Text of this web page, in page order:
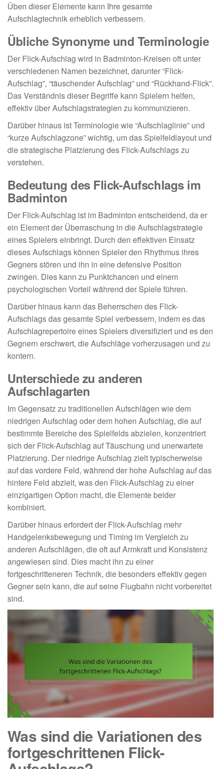
Üben dieser Elemente kann Ihre gesamte
Aufschlagtechnik erheblich verbessern.
Übliche Synonyme und Terminologie
Der Flick-Aufschlag wird in Badminton-Kreisen oft unter
verschiedenen Namen bezeichnet, darunter “Flick-
Aufschlag”, “täuschender Aufschlag” und “Rückhand-Flick”.
Das Verständnis dieser Begriffe kann Spielern helfen,
effektiv über Aufschlagstrategien zu kommunizieren.
Darüber hinaus ist Terminologie wie “Aufschlaglinie” und
“kurze Aufschlagzone” wichtig, um das Spielfeldlayout und
die strategische Platzierung des Flick-Aufschlags zu
verstehen.
Bedeutung des Flick-Aufschlags im
Badminton
Der Flick-Aufschlag ist im Badminton entscheidend, da er
ein Element der Überraschung in die Aufschlagstrategie
eines Spielers einbringt. Durch den effektiven Einsatz
dieses Aufschlags können Spieler den Rhythmus ihres
Gegners stören und ihn in eine defensive Position
zwingen. Dies kann zu Punktchancen und einem
psychologischen Vorteil während der Spiele führen.
Darüber hinaus kann das Beherrschen des Flick-
Aufschlags das gesamte Spiel verbessern, indem es das
Aufschlagrepertoire eines Spielers diversifiziert und es den
Gegnern erschwert, die Aufschläge vorherzusagen und zu
kontern.
Unterschiede zu anderen
Aufschlagarten
Im Gegensatz zu traditionellen Aufschlägen wie dem
niedrigen Aufschlag oder dem hohen Aufschlag, die auf
bestimmte Bereiche des Spielfelds abzielen, konzentriert
sich der Flick-Aufschlag auf Täuschung und unerwartete
Platzierung. Der niedrige Aufschlag zielt typischerweise
auf das vordere Feld, während der hohe Aufschlag auf das
hintere Feld abzielt, was den Flick-Aufschlag zu einer
einzigartigen Option macht, die Elemente beider
kombiniert.
Darüber hinaus erfordert der Flick-Aufschlag mehr
Handgelenksbewegung und Timing im Vergleich zu
anderen Aufschlägen, die oft auf Armkraft und Konsistenz
angewiesen sind. Dies macht ihn zu einer
fortgeschritteneren Technik, die besonders effektiv gegen
Gegner sein kann, die auf seine Flugbahn nicht vorbereitet
sind.
Was sind die Variationen des
fortgeschrittenen Flick-